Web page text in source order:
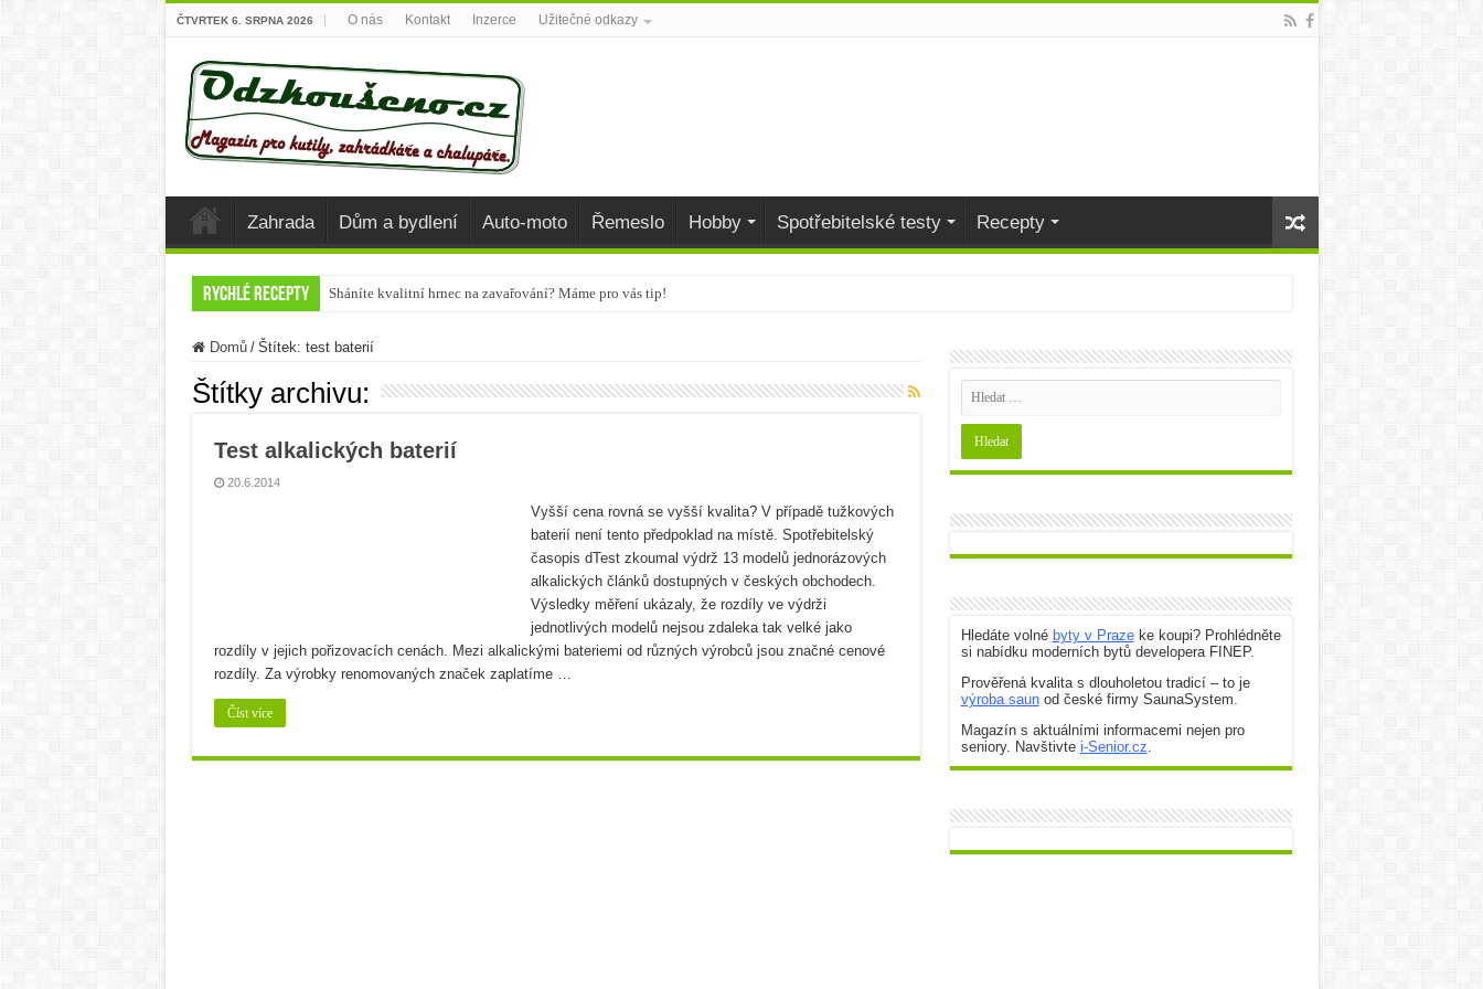
ČTVRTEK 6. SRPNA 2026 O nás Kontakt Inzerce Užitečné odkazy
Zahrada Dům a bydlení Auto-moto Řemeslo Hobby Spotřebitelské testy Recepty
Rychlé recepty Sháníte kvalitní hrnec na zavařování? Máme pro vás tip!
Nejlepší potraviny, které během podzimu dodají organismu vitamíny
Bramborová kaše na více způsobů
Víno a sýry: Najděte vínu toho nejlepšího parťáka
Domů / Štítek: test baterií
Štítky archivu:
Test alkalických baterií
20.6.2014
Vyšší cena rovná se vyšší kvalita? V případě tužkových
baterií není tento předpoklad na místě. Spotřebitelský
časopis dTest zkoumal výdrž 13 modelů jednorázových
alkalických článků dostupných v českých obchodech.
Výsledky měření ukázaly, že rozdíly ve výdrži
jednotlivých modelů nejsou zdaleka tak velké jako
rozdíly v jejich pořizovacích cenách. Mezi alkalickými bateriemi od různých výrobců jsou značné cenové
rozdíly. Za výrobky renomovaných značek zaplatíme …
Číst více
Hledáte volné byty v Prazeke koupi? Prohlédněte
si nabídku moderních bytů developera FINEP.
Prověřená kvalita s dlouholetou tradicí – to je
výroba saunod české firmy SaunaSystem.
Magazín s aktuálními informacemi nejen pro
seniory. Navštivte i-Senior.cz.